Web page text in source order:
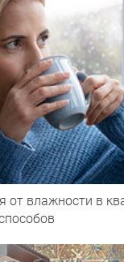
от влажности в